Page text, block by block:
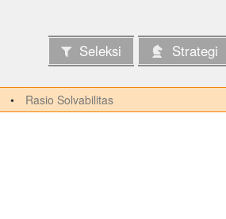
Seleksi Strategi
Rasio Solvabilitas